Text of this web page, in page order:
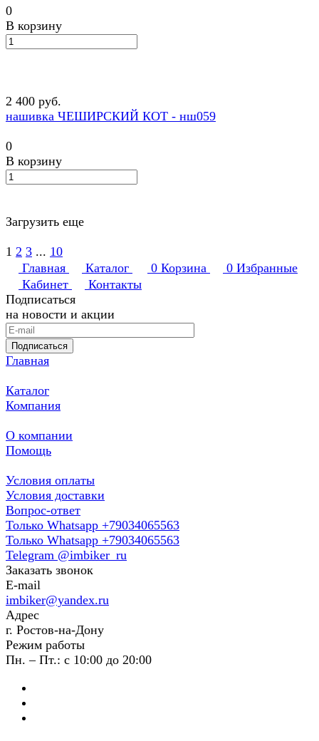
0
В корзину
2 400 руб.
нашивка ЧЕШИРСКИЙ КОТ - нш059
0
В корзину
Загрузить еще
1 2 3 ... 10
Главная
Каталог 0 Корзина 0 Избранные
Кабинет
Контакты
Подписаться
на новости и акции
Подписаться
Главная
Каталог
Компания
О компании
Помощь
Условия оплаты
Условия доставки
Вопрос-ответ
Только Whatsapp +79034065563
Только Whatsapp +79034065563
Telegram @imbiker_ru
Заказать звонок
E-mail
imbiker@yandex.ru
Адрес
г. Ростов-на-Дону
Режим работы
Пн. – Пт.: с 10:00 до 20:00